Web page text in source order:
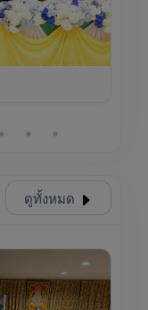
ดูทั้งหมด